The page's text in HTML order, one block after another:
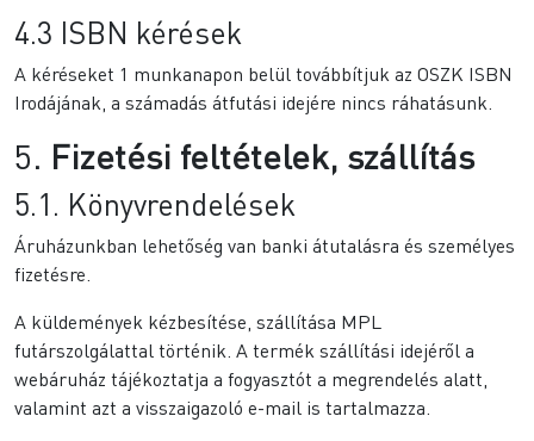
4.3 ISBN kérések
A kéréseket 1 munkanapon belül továbbítjuk az OSZK ISBN
Irodájának, a számadás átfutási idejére nincs ráhatásunk.
5. Fizetési feltételek, szállítás
5.1. Könyvrendelések
Áruházunkban lehetőség van banki átutalásra és személyes
fizetésre.
A küldemények kézbesítése, szállítása MPL
futárszolgálattal történik. A termék szállítási idejéről a
webáruház tájékoztatja a fogyasztót a megrendelés alatt,
valamint azt a visszaigazoló e-mail is tartalmazza.